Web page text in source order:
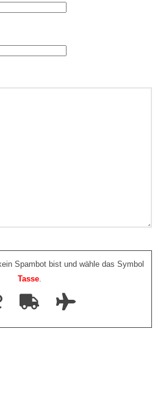
Spambot bist und wähle das Symbol
Tasse.